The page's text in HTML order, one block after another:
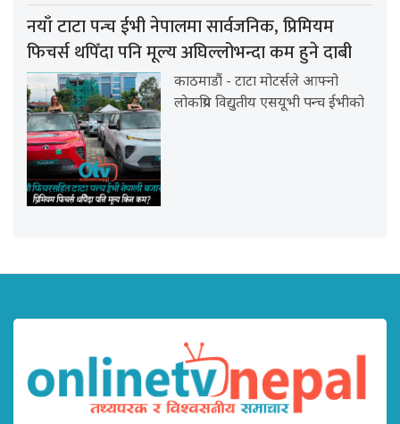
नयाँ टाटा पन्च ईभी नेपालमा सार्वजनिक, प्रिमियम
फिचर्स थपिँदा पनि मूल्य अघिल्लोभन्दा कम हुने दाबी
काठमाडौं - टाटा मोटर्सले आफ्नो
लोकप्रिय विद्युतीय एसयूभी पन्च ईभीको